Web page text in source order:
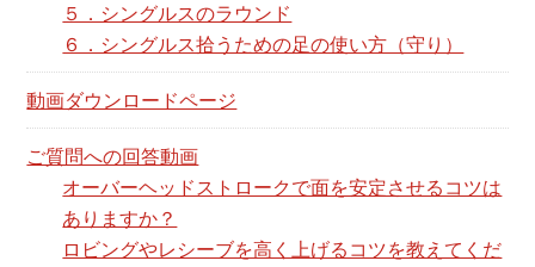
５．シングルスのラウンド
６．シングルス拾うための足の使い方（守り）
動画ダウンロードページ
ご質問への回答動画
オーバーヘッドストロークで面を安定させるコツは
ありますか？
ロビングやレシーブを高く上げるコツを教えてくだ